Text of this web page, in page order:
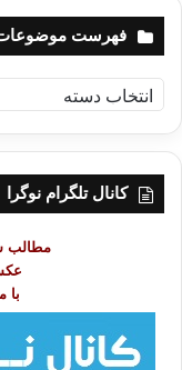
فهرست موضوعات
ه
ر
کانال تلگرام نوگرا
مطالب
با